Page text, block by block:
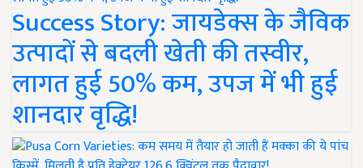
Success Story: जायडेक्स के जैविक
उत्पादों से बदली खेती की तस्वीर,
लागत हुई 50% कम, उपज में भी हुई
शानदार वृद्धि!